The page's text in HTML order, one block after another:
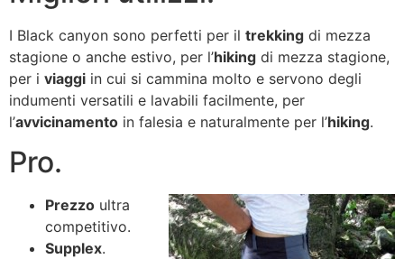
I Black canyon sono perfetti per il trekking di mezza
stagione o anche estivo, per l’hiking di mezza stagione,
per i viaggi in cui si cammina molto e servono degli
indumenti versatili e lavabili facilmente, per
l’avvicinamento in falesia e naturalmente per l’hiking.
Pro.
Prezzo ultra
competitivo.
Supplex.